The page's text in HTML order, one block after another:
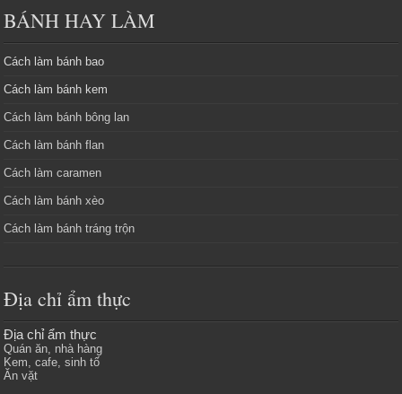
BÁNH HAY LÀM
Cách làm bánh bao
Cách làm bánh kem
Cách làm bánh bông lan
Cách làm bánh flan
Cách làm caramen
Cách làm bánh xèo
Cách làm bánh tráng trộn
Địa chỉ ẩm thực
Địa chỉ ẩm thực
Quán ăn, nhà hàng
Kem, cafe, sinh tố
Ăn vặt